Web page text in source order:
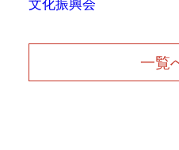
文化振興会
一覧